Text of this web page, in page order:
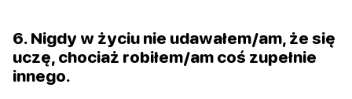
6. Nigdy w życiu nie udawałem/am, że się
uczę, chociaż robiłem/am coś zupełnie
innego.